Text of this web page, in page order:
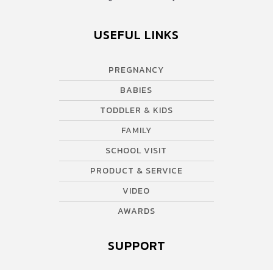
USEFUL LINKS
PREGNANCY
BABIES
TODDLER & KIDS
FAMILY
SCHOOL VISIT
PRODUCT & SERVICE
VIDEO
AWARDS
SUPPORT